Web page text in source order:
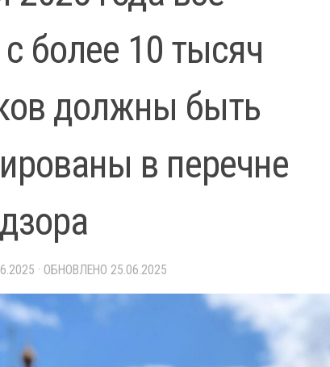
более 10 тысяч
должны быть
в перечне
· ОБНОВЛЕНО 25.06.2025